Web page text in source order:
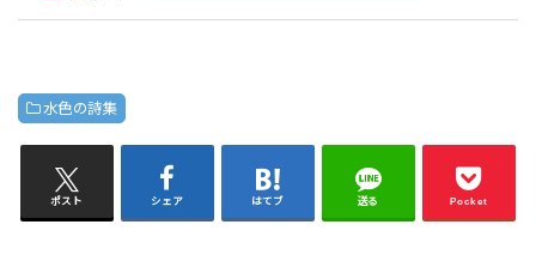
水色の詩集
ポスト シェア はてブ 送る Pocket